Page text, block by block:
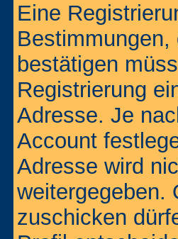
Eine
bestätigen
Registrierung
Adresse. Je
Account
Adresse wird
weitergegeben.
zuschicken